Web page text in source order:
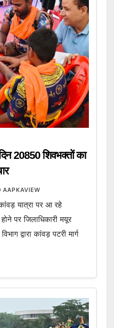
20850 शिवभक्तों का
AAPKAVIEW
यात्रा पर आ रहे
पर जिलाधिकारी मयूर
द्वारा कांवड़ पटरी मार्ग